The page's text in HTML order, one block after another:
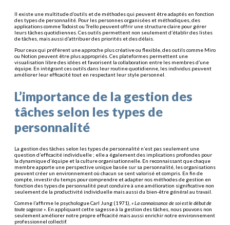
Il existe une multitude d’outils et de méthodes qui peuvent être adaptés en fonction
des types de personnalité. Pour les personnes organisées et méthodiques, des
applications comme Todoist ou Trello peuvent offrir une structure claire pour gérer
leurs tâches quotidiennes. Ces outils permettent non seulement d’établir des listes
de tâches, mais aussi d’attribuer des priorités et des délais.
Pour ceux qui préfèrent une approche plus créative ou flexible, des outils comme Miro
ou Notion peuvent être plus appropriés. Ces plateformes permettent une
visualisation libre des idées et favorisent la collaboration entre les membres d’une
équipe. En intégrant ces outils dans leur routine quotidienne, les individus peuvent
améliorer leur efficacité tout en respectant leur style personnel.
L’importance de la gestion des
tâches selon les types de
personnalité
La gestion des tâches selon les types de personnalité n’est pas seulement une
question d’efficacité individuelle ; elle a également des implications profondes pour
la dynamique d’équipe et la culture organisationnelle. En reconnaissant que chaque
membre apporte une perspective unique basée sur sa personnalité, les organisations
peuvent créer un environnement où chacun se sent valorisé et compris. En fin de
compte, investir du temps pour comprendre et adapter nos méthodes de gestion en
fonction des types de personnalité peut conduire à une amélioration significative non
seulement de la productivité individuelle mais aussi du bien-être général au travail.
Comme l’affirme le psychologue Carl Jung (1971), « La connaissance de soi est le début de
toute sagesse » . En appliquant cette sagesse à la gestion des tâches, nous pouvons non
seulement améliorer notre propre efficacité mais aussi enrichir notre environnement
professionnel collectif.